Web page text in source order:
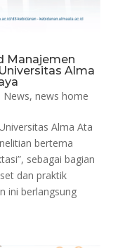
Manajemen
Alma
News, news home
Alma Ata
bertema
sebagai bagian
dan praktik
ini berlangsung